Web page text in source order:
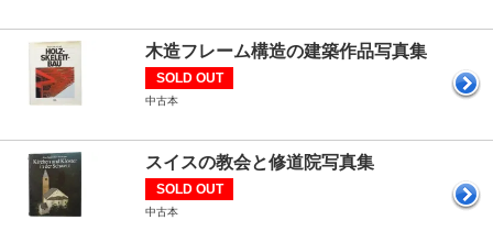
木造フレーム構造の建築作品写真集
SOLD OUT
中古本
スイスの教会と修道院写真集
SOLD OUT
中古本